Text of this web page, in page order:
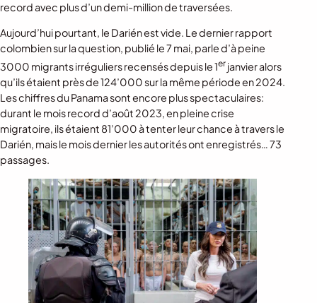
record avec plus d’un demi-million de traversées.
Aujourd’hui pourtant, le Darién est vide. Le dernier rapport
colombien sur la question, publié le 7 mai, parle d’à peine
3000 migrants irréguliers recensés depuis le 1er janvier alors
qu’ils étaient près de 124’000 sur la même période en 2024.
Les chiffres du Panama sont encore plus spectaculaires:
durant le mois record d’août 2023, en pleine crise
migratoire, ils étaient 81’000 à tenter leur chance à travers le
Darién, mais le mois dernier les autorités ont enregistrés… 73
passages.